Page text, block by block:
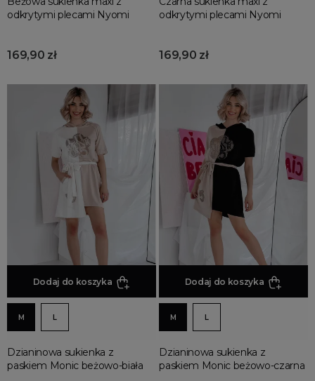
odkrytymi plecami Nyomi
169,90 zł
odkrytymi plecami Nyomi
169,90 zł
Dodaj do koszyka
M L
Dzianinowa sukienka z
paskiem Monic beżowo-biała
Dodaj do koszyka
M L
Dzianinowa sukienka z
paskiem Monic beżowo-czarna